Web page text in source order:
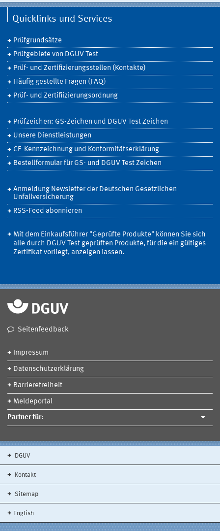
Quicklinks und Services
Prüfgrundsätze
Prüfgebiete von DGUV Test
Prüf- und Zertifizierungsstellen (Kontakte)
Häufig gestellte Fragen (FAQ)
Prüf- und Zertifiizierungsordnung
Prüfzeichen: GS-Zeichen und DGUV Test Zeichen
Unsere Dienstleistungen
CE-Kennzeichnung und Konformitätserklärung
Bestellformular für GS- und DGUV Test Zeichen
Anmeldung Newsletter der Deutschen Gesetzlichen
Unfallversicherung
RSS-Feed abonnieren
Mit dem Einkaufsführer "Geprüfte Produkte" können Sie sich
alle durch DGUV Test geprüften Produkte, für die ein gültiges
Zertifikat vorliegt, anzeigen lassen.
Seitenfeedback
Impressum
Datenschutzerklärung
Barrierefreiheit
Meldeportal
Partner für:
DGUV
Kontakt
Sitemap
English